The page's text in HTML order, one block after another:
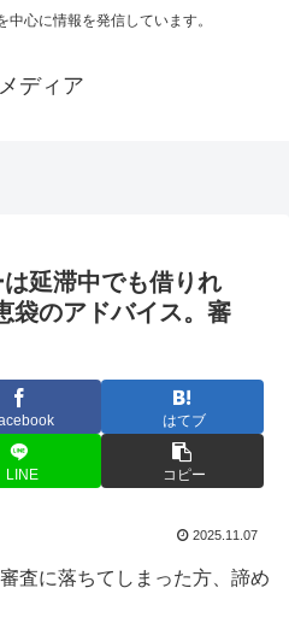
心に情報を発信しています。
ディア
延滞中でも借りれ
袋のアドバイス。審
はてブ
LINE コピー
2025.11.07
査に落ちてしまった方、諦め